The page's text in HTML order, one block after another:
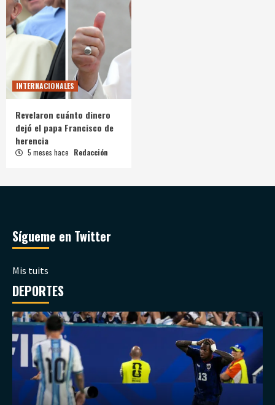
INTERNACIONALES
Revelaron cuánto dinero
dejó el papa Francisco de
herencia
5 meses hace Redacción
Sígueme en Twitter
Mis tuits
DEPORTES